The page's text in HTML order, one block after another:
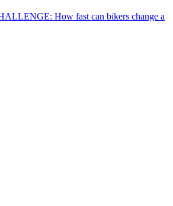
How fast can bikers change a